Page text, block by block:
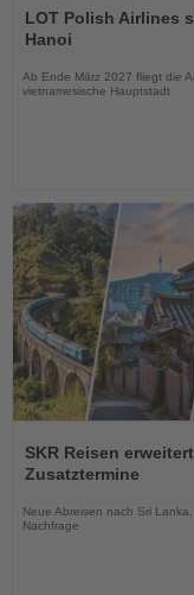
Sie
die
LOT Polish Airlines
Hanoi
Ab Ende März 2027 fliegt die
vietnamesische Hauptstadt
Sie
die
SKR Reisen
Zusatztermine
Neue Abreisen nach Sri
Nachfrage